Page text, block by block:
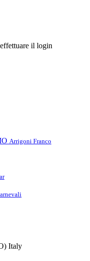
il login
Arrigoni Franco
Italy